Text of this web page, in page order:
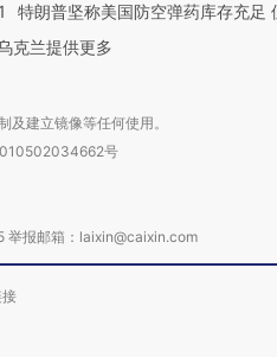
特朗普坚称美国防空弹药库存充足
克兰提供更多
建立镜像等任何使用。
号
报邮箱：laixin@caixin.com